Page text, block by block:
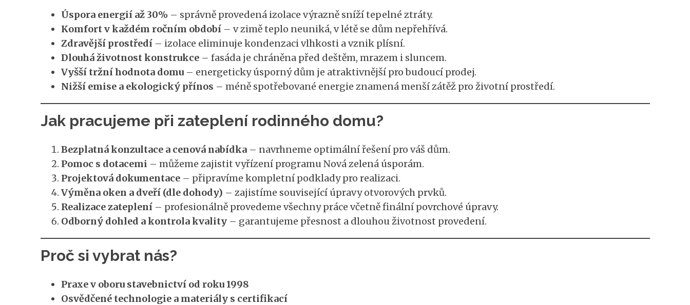
Úspora energií až 30% – správně provedená izolace výrazně sníží tepelné ztráty.
Komfort v každém ročním období– v zimě teplo neuniká, v létě se dům nepřehřívá.
Zdravější prostředí– izolace eliminuje kondenzaci vlhkosti a vznik plísní.
Dlouhá životnost konstrukce– fasáda je chráněna před deštěm, mrazem i sluncem.
Vyšší tržní hodnota domu– energeticky úsporný dům je atraktivnější pro budoucí prodej.
Nižší emise a ekologický přínos – méně spotřebované energie znamená menší zátěž pro životní prostředí.
Jak pracujeme při zateplení rodinného domu?
Bezplatná konzultace a cenová nabídka– navrhneme optimální řešení pro váš dům.
Pomoc s dotacemi – můžeme zajistit vyřízení programu Nová zelená úsporám.
Projektová dokumentace– připravíme kompletní podklady pro realizaci.
Výměna oken a dveří (dle dohody) – zajistíme související úpravy otvorových prvků.
Realizace zateplení– profesionálně provedeme všechny práce včetně finální povrchové úpravy.
Odborný dohled a kontrola kvality– garantujeme přesnost a dlouhou životnost provedení.
Proč si vybrat nás?
Praxe v oboru stavebnictví od roku 1998
Osvědčené technologie a materiály s certifikací